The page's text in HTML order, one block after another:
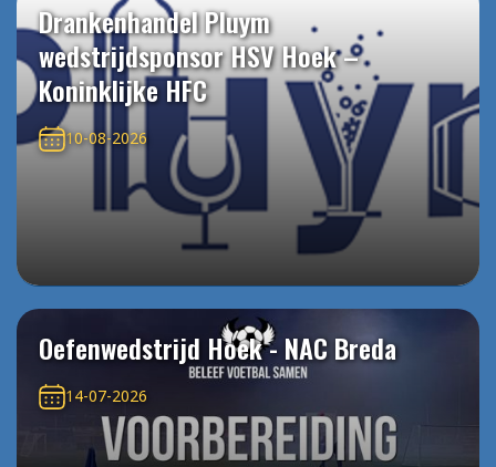
Drankenhandel Pluym
wedstrijdsponsor HSV Hoek –
Koninklijke HFC
10-08-2026
Oefenwedstrijd Hoek - NAC Breda
14-07-2026